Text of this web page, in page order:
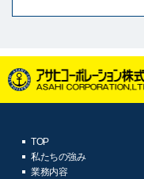
TOP
私たちの強み
業務内容